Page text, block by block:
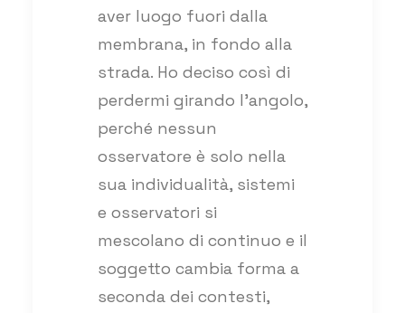
aver luogo fuori dalla
membrana, in fondo alla
strada. Ho deciso così di
perdermi girando l’angolo,
perché nessun
osservatore è solo nella
sua individualità, sistemi
e osservatori si
mescolano di continuo e il
soggetto cambia forma a
seconda dei contesti,